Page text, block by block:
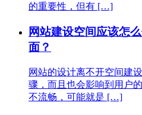
的重要性，但有 […]
网站建设空间应该怎
面？
网站的设计离不开空间建
骤，而且也会影响到用户
不流畅，可能就是 […]